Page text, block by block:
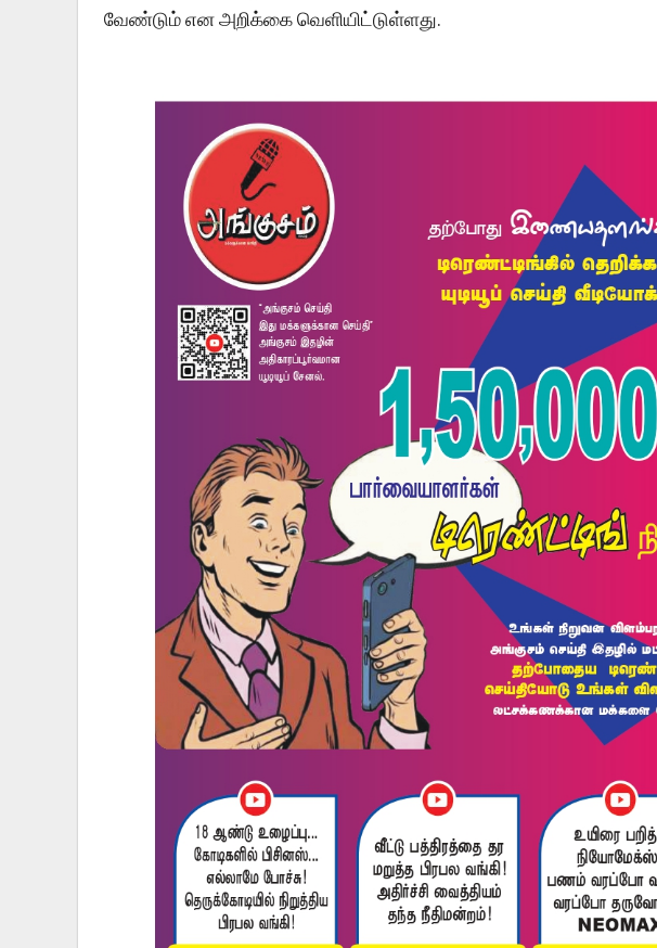
வேண்டும் என அறிக்கை வெளியிட்டுள்ளது.